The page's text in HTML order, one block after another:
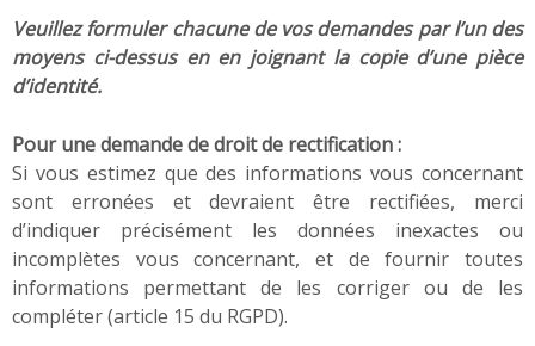
Veuillez formuler chacune de vos demandes par l’un des
moyens ci-dessus en en joignant la copie d’une pièce
d’identité.
Pour une demande de droit de rectification :
Si vous estimez que des informations vous concernant
sont erronées et devraient être rectifiées, merci
d’indiquer précisément les données inexactes ou
incomplètes vous concernant, et de fournir toutes
informations permettant de les corriger ou de les
compléter (article 15 du RGPD).